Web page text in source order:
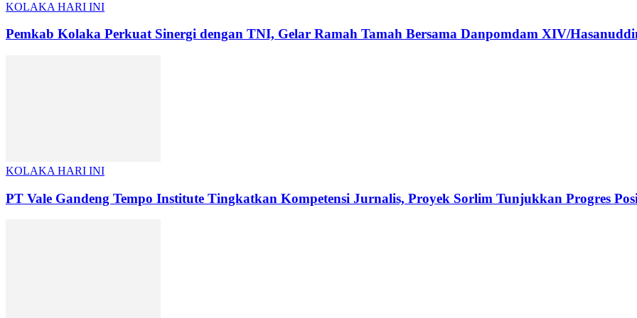
KOLAKA HARI INI
Pemkab Kolaka Perkuat Sinergi dengan TNI, Gelar Ramah Tamah Bersama Danpomdam XIV/
KOLAKA HARI INI
PT Vale Gandeng Tempo Institute Tingkatkan Kompetensi Jurnalis, Proyek Sorlim Tunjukkan Progres